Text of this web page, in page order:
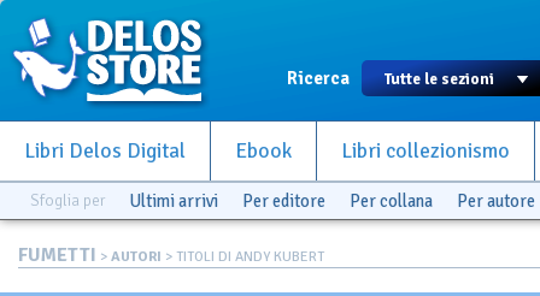
Ricerca
Libri Delos Digital Ebook Libri collezionismo
Sfoglia per Ultimi arrivi Per editore Per collana Per autore
FUMETTI > AUTORI > TITOLI DI ANDY KUBERT